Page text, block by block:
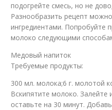
подогрейте смесь, но не
Разнообразить рецепт
ингредиентами. Попробуйте
молоко следующими
Медовый напиток
Требуемые продукты:
300 мл. молока;6 г. молотой
Вскипятите молоко.
оставьте на 30 минут.